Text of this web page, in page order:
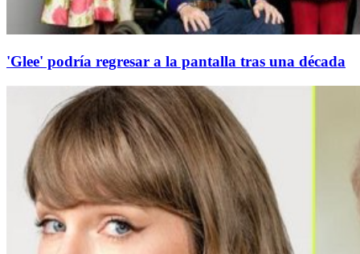
'Glee' podría regresar a la pantalla tras una década